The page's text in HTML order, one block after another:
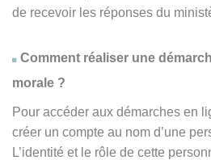
de recevoir les réponses du
Comment réaliser une
morale ?
Pour accéder aux démarches en
créer un compte au nom d’une
L’identité et le rôle de cette